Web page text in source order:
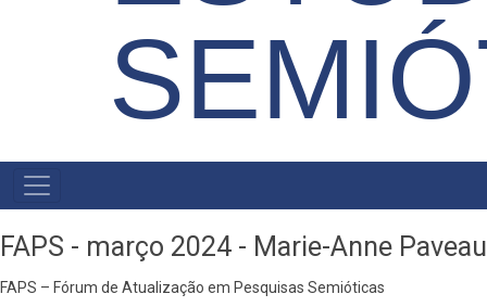
MAIN
MENU
FAPS - março 2024 - Marie-Anne Paveau
FAPS – Fórum de Atualização em Pesquisas Semióticas